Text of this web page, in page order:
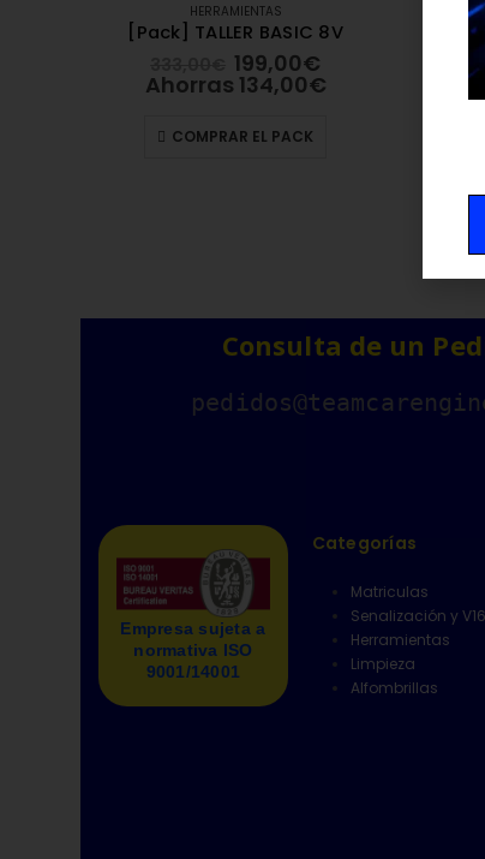
HERRAMIENTAS
[Pack] TALLER BASIC 8V
199,00€
Ahorras 134,00€
COMPRAR EL PACK
Consulta de un
Empresa sujeta a
normativa ISO
9001/14001
Categorías
Matriculas
Senalización y V16
Herramientas
Limpieza
Alfombrillas